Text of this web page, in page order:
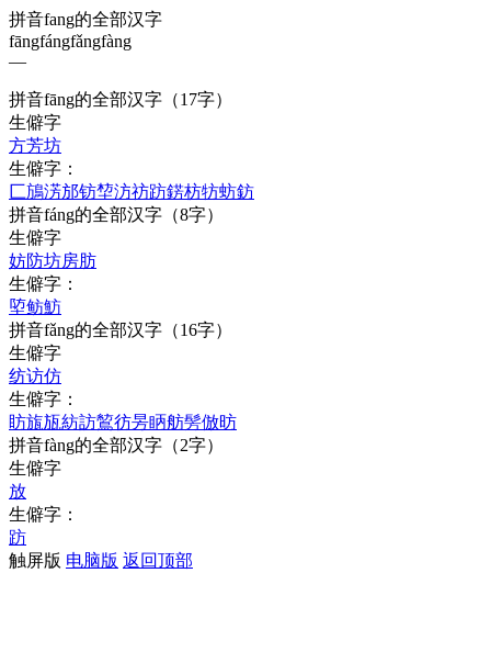
拼音fang的全部汉字
fāngfángfǎngfàng
—
拼音fāng的全部汉字 （17字）
生僻字
方芳坊
生僻字：
匚鴋淓邡钫堏汸祊趽錺枋牥蚄鈁
拼音fáng的全部汉字 （8字）
生僻字
妨防坊房肪
生僻字：
埅鲂魴
拼音fǎng的全部汉字 （16字）
生僻字
纺访仿
生僻字：
眆旊瓬紡訪鶭彷昘眪舫髣倣昉
拼音fàng的全部汉字 （2字）
生僻字
放
生僻字：
趽
触屏版 电脑版 返回顶部